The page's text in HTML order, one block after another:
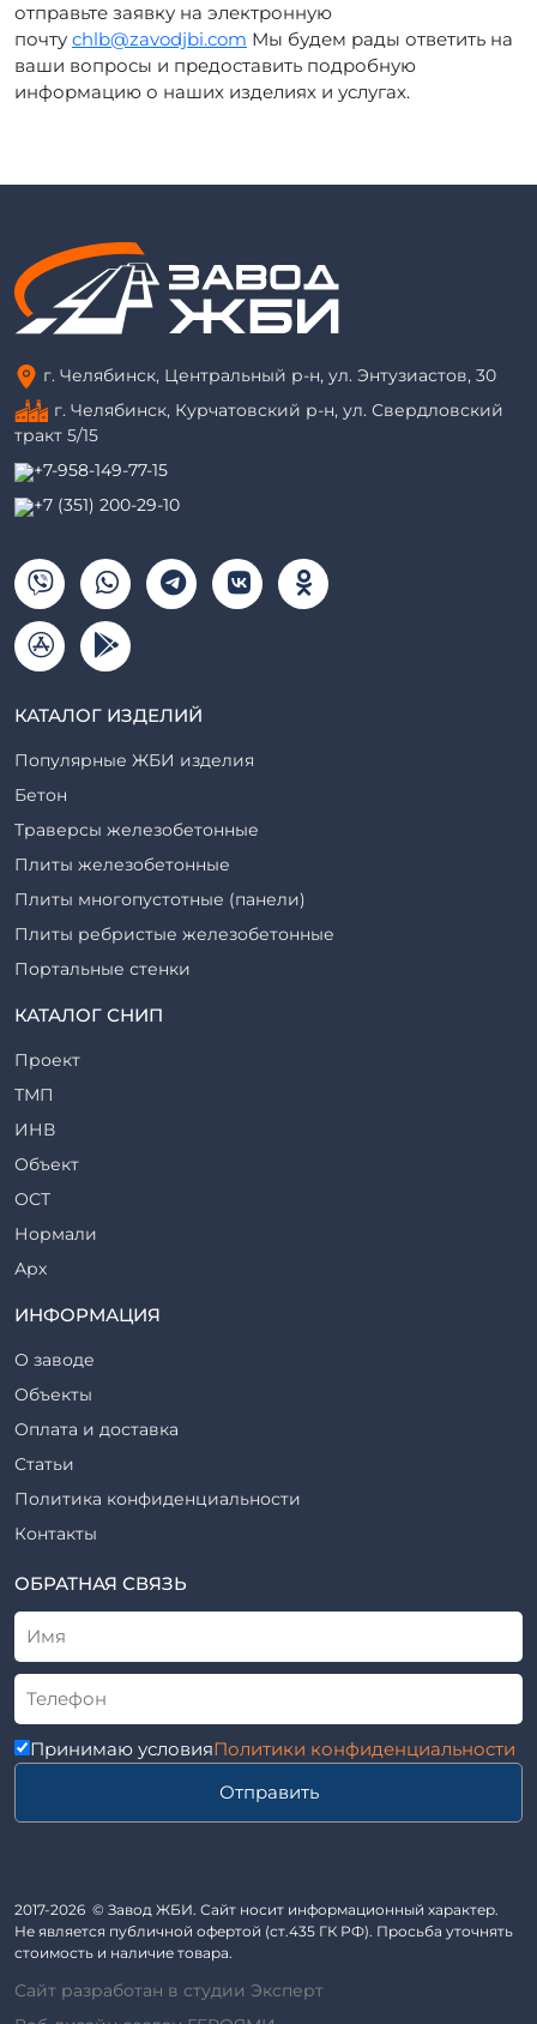
отправьте заявку на электронную
почту chlb@zavodjbi.com Мы будем рады ответить на
ваши вопросы и предоставить подробную
информацию о наших изделиях и услугах.
г. Челябинск, Центральный р-н, ул. Энтузиастов, 30
г. Челябинск, Курчатовский р-н, ул. Свердловский
тракт 5/15
+7-958-149-77-15
+7 (351) 200-29-10
КАТАЛОГ ИЗДЕЛИЙ
Популярные ЖБИ изделия
Бетон
Траверсы железобетонные
Плиты железобетонные
Плиты многопустотные (панели)
Плиты ребристые железобетонные
Портальные стенки
Прогоны железобетонные
Ригели железобетонные
Сваи железобетонные
Стеновые блоки
Стойки железобетонные
Столбы железобетонные
Закладные детали
Трубы железобетонные
Утяжелители железобетонные
Фермы железобетонные
Фундаментные блоки
Фундаменты железобетонные
Шахты лифтов железобетонные
Шпалы железобетонные
Элементы благоустройства
Трубы асбоцементные
Приставки железобетонные (пасынки) Серия 3.407-57 и
ГОСТ 14295-75
Лестничные марши
Автопавильоны
Анкера железобетонные
Балки железобетонные
Блоки железобетонные
Кабины санитарно-технические
Козырьки входов для общественных зданий
КАТАЛОГ СНИП
Проект
ТМП
ИНВ
Объект
ОСТ
Нормали
Арх
ТР
Серия
ТП
ТПР
Шифр
Рабочие чертежи
ВСН
ТУ
Альбом
ИНФОРМАЦИЯ
О заводе
Объекты
Оплата и доставка
Статьи
Политика конфиденциальности
Контакты
ОБРАТНАЯ СВЯЗЬ
Принимаю условияПолитики конфиденциальности
Отправить
2017-2026 © Завод ЖБИ. Сайт носит информационный характер.
Не является публичной офертой (ст.435 ГК РФ). Просьба уточнять
стоимость и наличие товара.
Сайт разработан в студии Эксперт